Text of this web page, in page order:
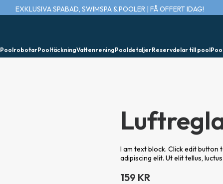
EXKLUSIVA SPABAD, SWIMSPA & POOLER | FÅ OFFERT IDAG!
PoolrobotarPooltäckningVattenreningPooldetaljerReservdelar till pool
I am text block. Click edit
adipiscing elit. Ut elit tellus,
159 KR